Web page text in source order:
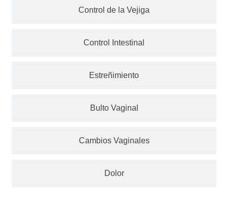
Control de la Vejiga
Control Intestinal
Estreñimiento
Bulto Vaginal
Cambios Vaginales
Dolor